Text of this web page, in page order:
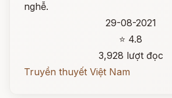
nghễ.
29-08-2021
⭐ 4.8
3,928 lượt đọc
Truyền thuyết Việt Nam